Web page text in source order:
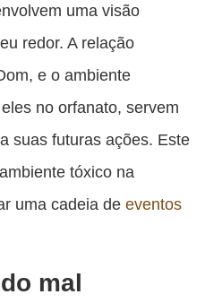
uma visão
redor. A relação
e o ambiente
no orfanato, servem
suas futuras ações. Este
tóxico na
uma cadeia de eventos
mal